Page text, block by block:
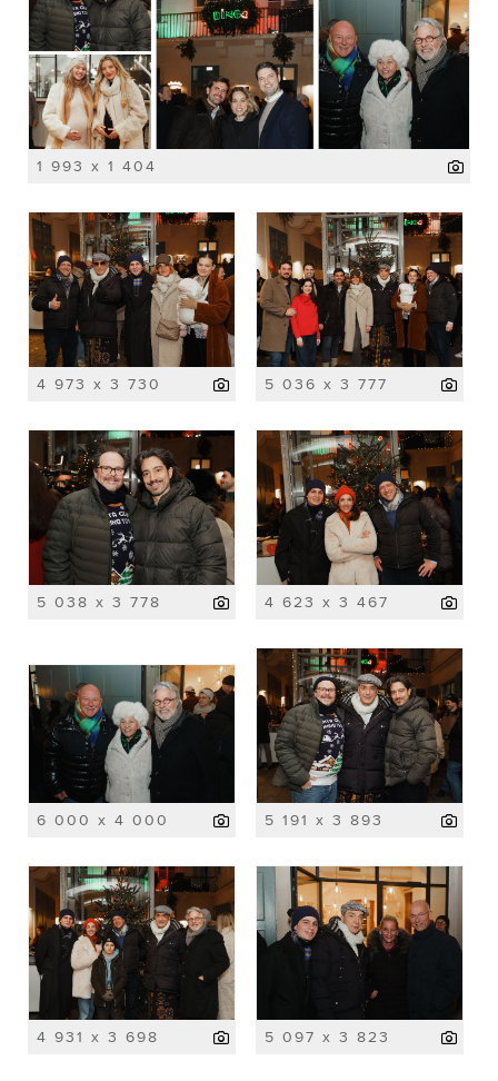
1 993 x 1 404
4 973 x 3 730 5 036 x 3 777
5 038 x 3 778 4 623 x 3 467
6 000 x 4 000 5 191 x 3 893
4 931 x 3 698 5 097 x 3 823